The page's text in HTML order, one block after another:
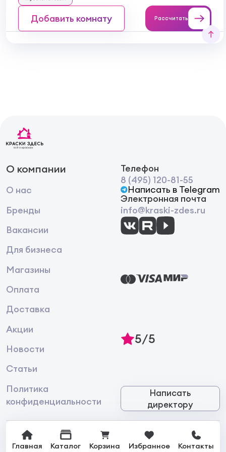
Главная Каталог Корзина Избранное Контакты
Добавить комнату Рассчитать
О компании
О нас
Бренды
Вакансии
Для бизнеса
Магазины
Оплата
Доставка
Акции
Новости
Статьи
Политика
конфиденциальности
Телефон
8 (495) 120-81-55
Написать в Telegram
Электронная почта
info@kraski-zdes.ru
5/5
Написать
директору
© 2026 Интернет-магазин лакокрасочной продукции